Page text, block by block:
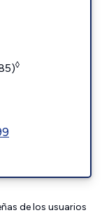
◊
de los usuarios